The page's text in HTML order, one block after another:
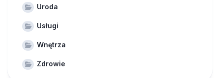
Uroda
Usługi
Wnętrza
Zdrowie